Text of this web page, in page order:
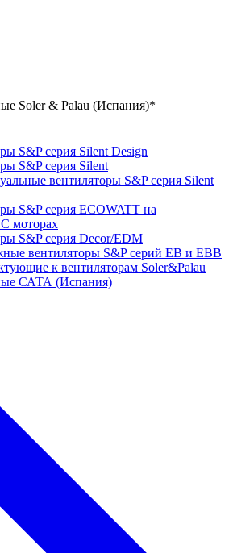
Soler & Palau (Испания)*
S&P серия Silent Design
S&P серия Silent
вентиляторы S&P серия Silent
S&P серия ECOWATT на
моторах
S&P серия Decor/EDM
вентиляторы S&P серий EB и EBB
к вентиляторам Soler&Palau
САТА (Испания)